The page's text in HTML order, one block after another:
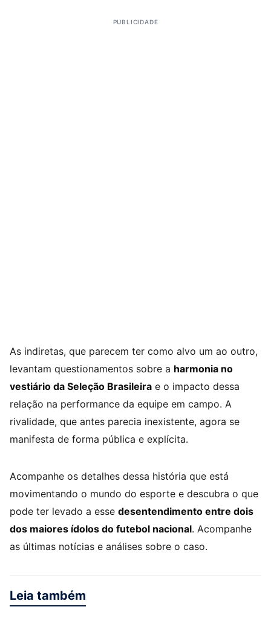
PUBLICIDADE
As indiretas, que parecem ter como alvo um ao outro,
levantam questionamentos sobre a harmonia no
vestiário da Seleção Brasileira e o impacto dessa
relação na performance da equipe em campo. A
rivalidade, que antes parecia inexistente, agora se
manifesta de forma pública e explícita.
Acompanhe os detalhes dessa história que está
movimentando o mundo do esporte e descubra o que
pode ter levado a esse desentendimento entre dois
dos maiores ídolos do futebol nacional. Acompanhe
as últimas notícias e análises sobre o caso.
Leia também